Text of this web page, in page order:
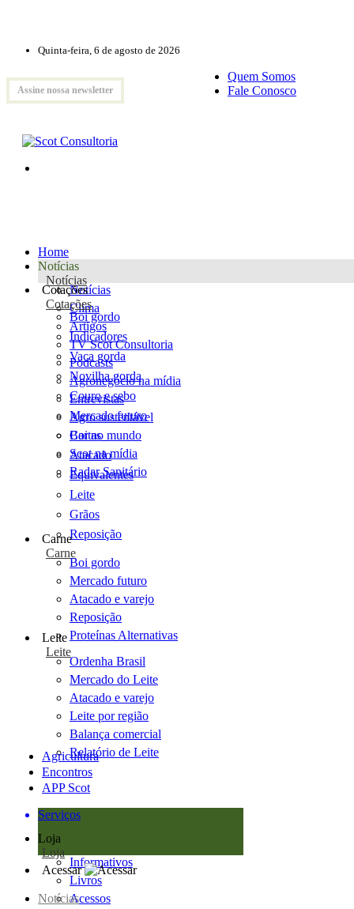
Quinta-feira, 6 de agosto de 2026
Assine nossa newsletter
Quem Somos
Fale Conosco
Home
Notícias
Notícias
Notícias
Clima
Artigos
TV Scot Consultoria
Podcasts
Agronegócio na mídia
Entrevistas
Agro sustentável
Cartas
Scot na mídia
Radar Sanitário
Cotações
Cotações
Boi gordo
Indicadores
Vaca gorda
Novilha gorda
Couro e sebo
Mercado futuro
Boi no mundo
Atacado
Equivalentes
Leite
Grãos
Reposição
Carne
Carne
Boi gordo
Mercado futuro
Atacado e varejo
Reposição
Proteínas Alternativas
Leite
Leite
Ordenha Brasil
Mercado do Leite
Atacado e varejo
Leite por região
Balança comercial
Relatório de Leite
Agricultura
Encontros
APP Scot
Serviços
Loja
Loja
Informativos
Livros
Acessos
Acessar
Notícias